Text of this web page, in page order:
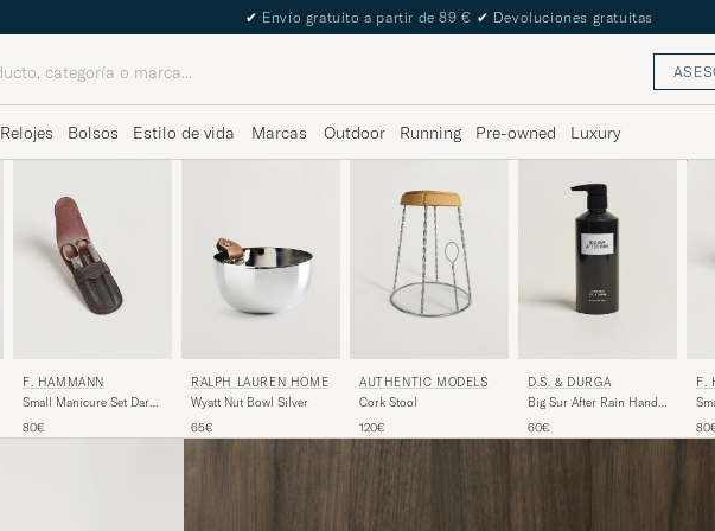
✔ Envío gratuito a partir de 89 € ✔ Devoluciones gratuitas
Relojes Bolsos Estilo de vida Marcas Outdoor Running Pre-owned Luxury
F. HAMMANN
Small Manicure Set Dark
80€
RALPH LAUREN HOME
Wyatt Nut Bowl Silver
65€
AUTHENTIC MODELS
Cork Stool
120€
D.S. & DURGA
Big Sur After Rain Hand
60€
F.